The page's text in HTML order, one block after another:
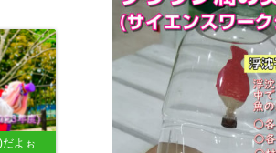
よぉ